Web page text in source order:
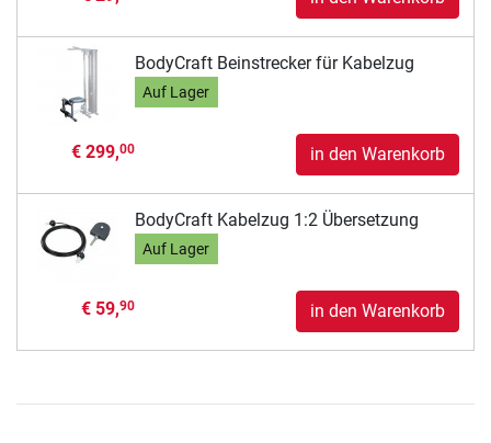
BodyCraft Beinstrecker für Kabelzug
Auf Lager
€ 299,00 in den Warenkorb
BodyCraft Kabelzug 1:2 Übersetzung
Auf Lager
€ 59,90 in den Warenkorb